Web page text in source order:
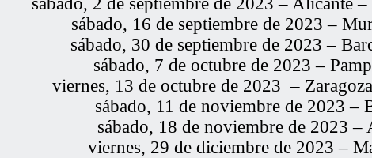
sábado, 16 de septiembre de 2023 –
sábado, 30 de septiembre de 2023 –
sábado, 7 de octubre de 2023 –
viernes, 13 de octubre de 2023 –
sábado, 11 de noviembre de 2023 –
sábado, 18 de noviembre de 2023 –
viernes, 29 de diciembre de 2023 –